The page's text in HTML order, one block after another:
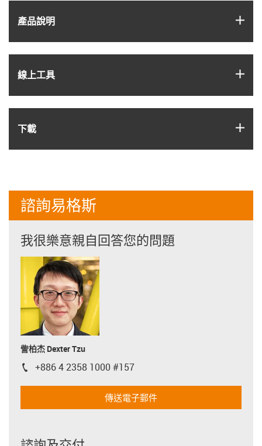
產品說明
線上工具
下載
諮詢易格斯
我很樂意親自回答您的問題
訾柏杰 Dexter Tzu
igus-icon-phone
+886 4 2358 1000 #157
傳送電子郵件